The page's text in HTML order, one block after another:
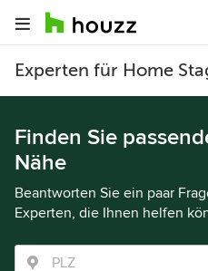
Experten für Home
Finden Sie
Nähe
Beantworten Sie ein paar
Experten, die Ihnen helfen